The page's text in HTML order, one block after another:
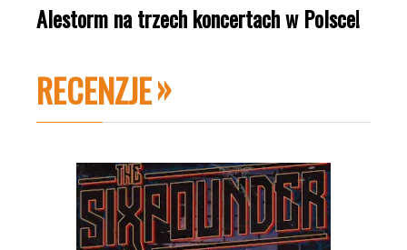
Alestorm na trzech koncertach w Polsce!
RECENZJE